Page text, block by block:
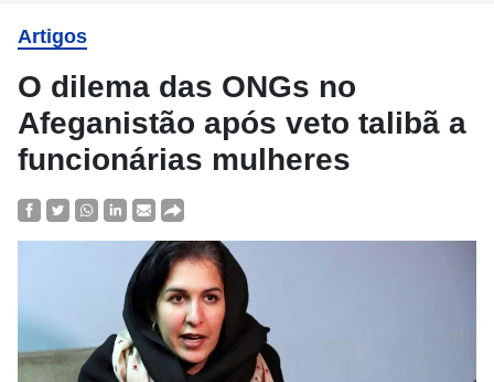
Artigos
O dilema das ONGs no
Afeganistão após veto talibã a
funcionárias mulheres